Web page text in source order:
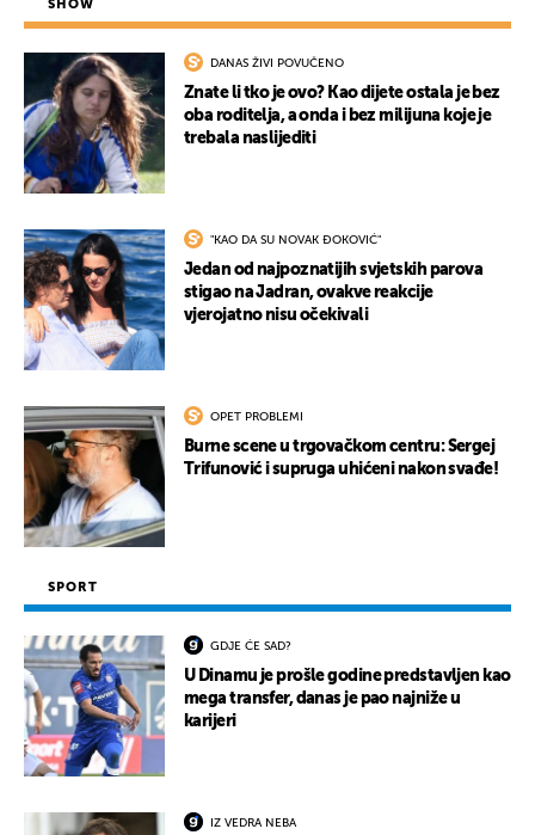
SHOW
DANAS ŽIVI POVUČENO
Znate li tko je ovo? Kao dijete ostala je bez
oba roditelja, a onda i bez milijuna koje je
trebala naslijediti
"KAO DA SU NOVAK ĐOKOVIĆ"
Jedan od najpoznatijih svjetskih parova
stigao na Jadran, ovakve reakcije
vjerojatno nisu očekivali
OPET PROBLEMI
Burne scene u trgovačkom centru: Sergej
Trifunović i supruga uhićeni nakon svađe!
SPORT
GDJE ĆE SAD?
U Dinamu je prošle godine predstavljen kao
mega transfer, danas je pao najniže u
karijeri
IZ VEDRA NEBA